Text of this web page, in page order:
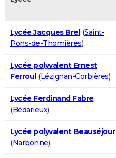
Lycée Jacques Brel(Saint-
Pons-de-Thomières)
Lycée polyvalent Ernest
Ferroul(Lézignan-Corbières)
Lycée Ferdinand Fabre
(Bédarieux)
Lycée polyvalent Beauséjour
(Narbonne)